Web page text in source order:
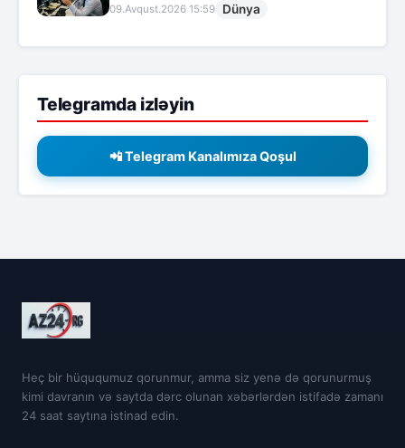
09.Avqust.2026 15:59 Dünya
Telegramda izləyin
📲 Telegram Kanalımıza Qoşul
Heç bir hüququmuz qorunmur, amma siz yenə də qorunurmuş
kimi davranın və saytda dərc olunan xəbərlərdən istifadə zamanı
24 saat saytına istinad edin.